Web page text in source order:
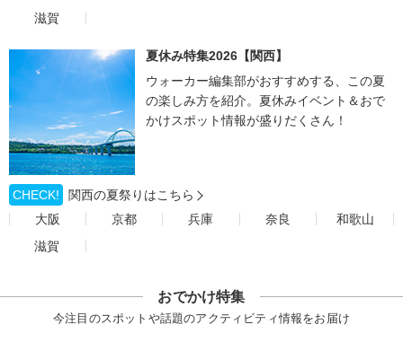
滋賀
夏休み特集2026【関西】
ウォーカー編集部がおすすめする、この夏
の楽しみ方を紹介。夏休みイベント＆おで
かけスポット情報が盛りだくさん！
CHECK!
関西の夏祭りはこちら
大阪
京都 兵庫 奈良
和歌山
滋賀
おでかけ特集
今注目のスポットや話題のアクティビティ情報をお届け